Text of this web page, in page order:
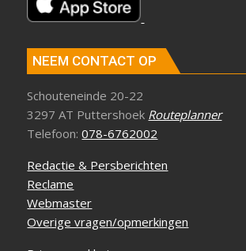
NEEM CONTACT OP
Schouteneinde 20-22
3297 AT Puttershoek Routeplanner
Telefoon:078-6762002
Redactie & Persberichten
Reclame
Webmaster
Overige vragen/opmerkingen